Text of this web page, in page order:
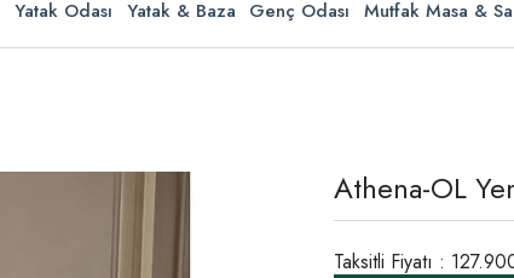
Yatak Odası Yatak & Baza Genç Odası Mutfak Masa &
Athena-OL
Taksitli Fiyatı :